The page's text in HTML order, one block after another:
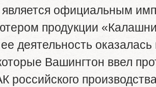
является официальным
продукции
деятельность оказалась
Вашингтон ввел
российского